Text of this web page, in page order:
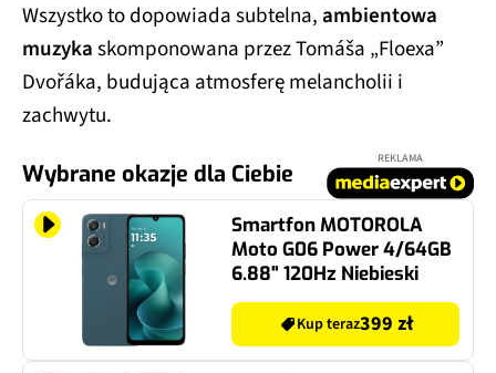
Wszystko to dopowiada subtelna,ambientowa
muzykaskomponowana przez Tomáša „Floexa”
Dvořáka, budująca atmosferę melancholii i
zachwytu.
Wybrane okazje dla Ciebie
REKLAMA
Smartfon MOTOROLA
Moto G06 Power 4/64GB
6.88" 120Hz Niebieski
Kup teraz399 zł